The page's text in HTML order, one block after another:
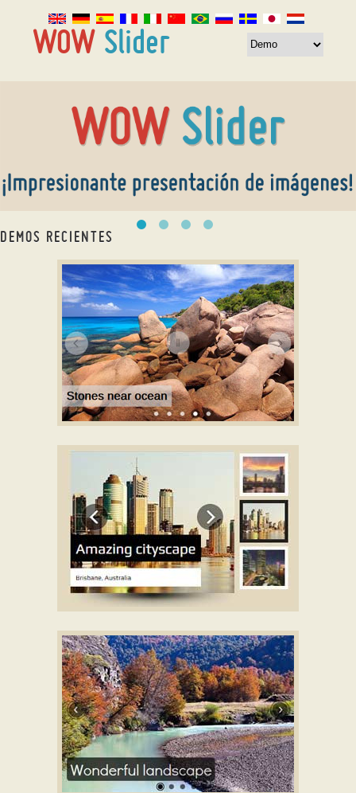
DEMOS RECIENTES
con Rotate efecto
con Basic linear
efecto